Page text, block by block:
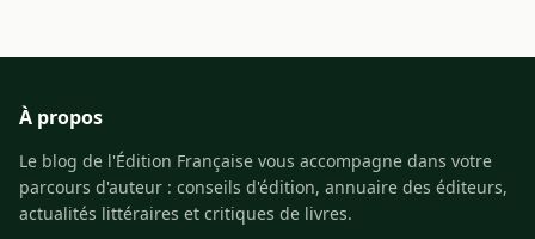
À propos
Le blog de l'Édition Française vous accompagne dans votre
parcours d'auteur : conseils d'édition, annuaire des éditeurs,
actualités littéraires et critiques de livres.